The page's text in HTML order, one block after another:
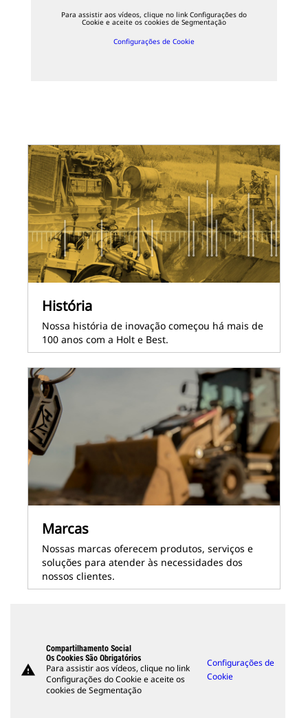
Para assistir aos vídeos, clique no link Configurações do
Cookie e aceite os cookies de Segmentação
Configurações de Cookie
História
Nossa história de inovação começou há mais de
100 anos com a Holt e Best.
Marcas
Nossas marcas oferecem produtos, serviços e
soluções para atender às necessidades dos
nossos clientes.
warning
Compartilhamento Social
Os Cookies São Obrigatórios
Para assistir aos vídeos, clique no link
Configurações do Cookie e aceite os
cookies de Segmentação
Configurações de
Cookie